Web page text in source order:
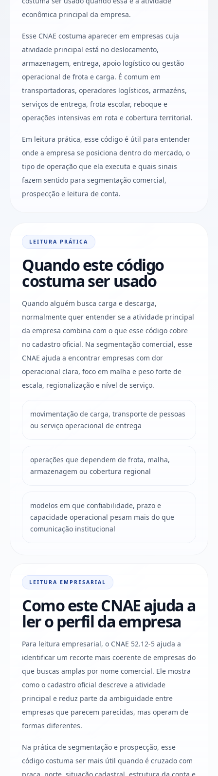
econômica principal da empresa.
Esse CNAE costuma aparecer em empresas cuja
atividade principal está no deslocamento,
armazenagem, entrega, apoio logístico ou gestão
operacional de frota e carga. É comum em
transportadoras, operadores logísticos, armazéns,
serviços de entrega, frota escolar, reboque e
operações intensivas em rota e cobertura territorial.
Em leitura prática, esse código é útil para entender
onde a empresa se posiciona dentro do mercado, o
tipo de operação que ela executa e quais sinais
fazem sentido para segmentação comercial,
prospecção e leitura de conta.
LEITURA PRÁTICA
Quando este código
costuma ser usado
Quando alguém busca carga e descarga,
normalmente quer entender se a atividade principal
da empresa combina com o que esse código cobre
no cadastro oficial. Na segmentação comercial, esse
CNAE ajuda a encontrar empresas com dor
operacional clara, foco em malha e peso forte de
escala, regionalização e nível de serviço.
movimentação de carga, transporte de pessoas
ou serviço operacional de entrega
operações que dependem de frota, malha,
armazenagem ou cobertura regional
modelos em que confiabilidade, prazo e
capacidade operacional pesam mais do que
comunicação institucional
LEITURA EMPRESARIAL
Como este CNAE ajuda a
ler o perfil da empresa
Para leitura empresarial, o CNAE 52.12-5 ajuda a
identificar um recorte mais coerente de empresas do
que buscas amplas por nome comercial. Ele mostra
como o cadastro oficial descreve a atividade
principal e reduz parte da ambiguidade entre
empresas que parecem parecidas, mas operam de
formas diferentes.
Na prática de segmentação e prospecção, esse
código costuma ser mais útil quando é cruzado com